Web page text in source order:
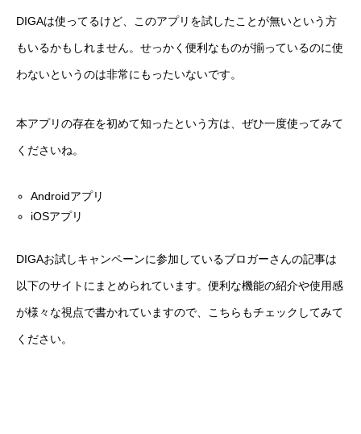
DIGAは使ってるけど、このアプリを試したことが無いという方
もいるかもしれません。せっかく便利なものが揃っているのに使
わないというのは非常にもったいないです。
本アプリの存在を初めて知ったという方は、ぜひ一度使ってみて
くださいね。
Androidアプリ
iOSアプリ
DIGAお試しキャンペーンに参加しているブロガーさんの記事は
以下のサイトにまとめられています。便利な機能の紹介や使用感
が様々な視点で書かれていますので、こちらもチェックしてみて
ください。